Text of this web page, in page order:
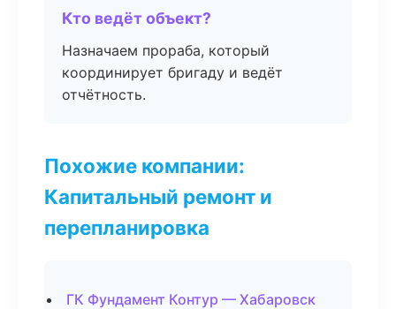
Кто ведёт объект?
Назначаем прораба, который
координирует бригаду и ведёт
отчётность.
Похожие компании:
Капитальный ремонт и
перепланировка
ГК Фундамент Контур — Хабаровск